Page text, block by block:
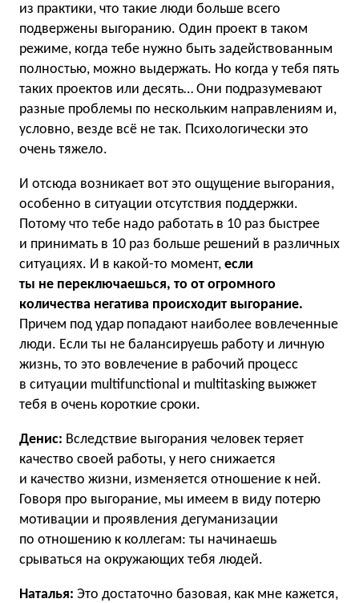
из практики, что такие люди больше всего
подвержены выгоранию. Один проект в таком
режиме, когда тебе нужно быть задействованным
полностью, можно выдержать. Но когда у тебя пять
таких проектов или десять… Они подразумевают
разные проблемы по нескольким направлениям и,
условно, везде всё не так. Психологически это
очень тяжело.
И отсюда возникает вот это ощущение выгорания,
особенно в ситуации отсутствия поддержки.
Потому что тебе надо работать в 10 раз быстрее
и принимать в 10 раз больше решений в различных
ситуациях. И в какой-то момент, если
ты не переключаешься, то от огромного
количества негатива происходит выгорание.
Причем под удар попадают наиболее вовлеченные
люди. Если ты не балансируешь работу и личную
жизнь, то это вовлечение в рабочий процесс
в ситуации multifunctional и multitasking выжжет
тебя в очень короткие сроки.
Денис: Вследствие выгорания человек теряет
качество своей работы, у него снижается
и качество жизни, изменяется отношение к ней.
Говоря про выгорание, мы имеем в виду потерю
мотивации и проявления дегуманизации
по отношению к коллегам: ты начинаешь
срываться на окружающих тебя людей.
Наталья: Это достаточно базовая, как мне кажется,